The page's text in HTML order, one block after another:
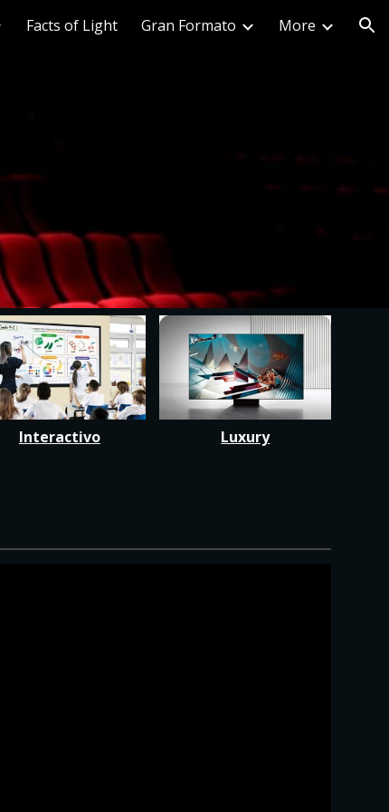
Facts of Light Gran Formato More
Interactivo Luxury